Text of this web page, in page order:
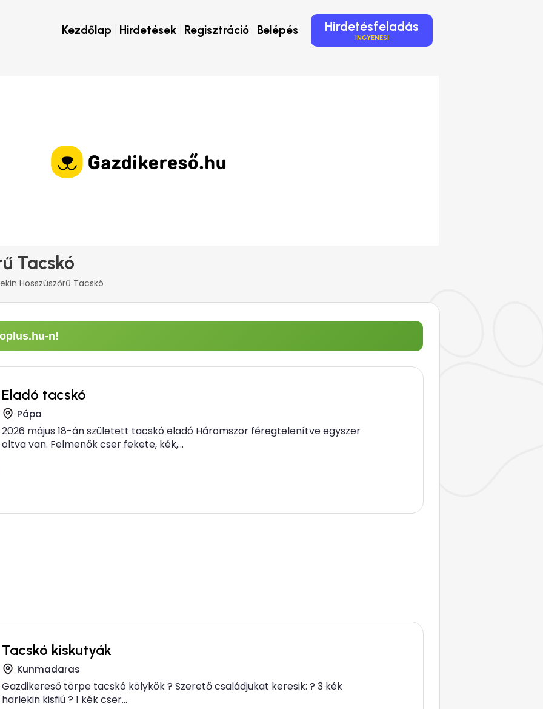
Hirdetésfeladás
INGYENES!
Belépés
Regisztráció
Hirdetések
Kezdőlap
Tacskó
Hosszúszőrű Tacskó
n!
Eladó tacskó
Pápa
2026 május 18-án született tacskó eladó Háromszor féregtelenítve egyszer
oltva van. Felmenők cser fekete, kék,...
Tacskó kiskutyák
Kunmadaras
Gazdikereső törpe tacskó kölykök ? Szerető családjukat keresik: ? 3 kék
harlekin kisfiú ? 1 kék cser...